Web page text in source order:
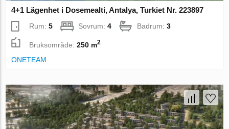
4+1 Lägenhet i Dosemealti, Antalya, Turkiet Nr. 223897
Rum:5 Sovrum:4 Badrum:3
Bruksområde:250 m2
ONETEAM